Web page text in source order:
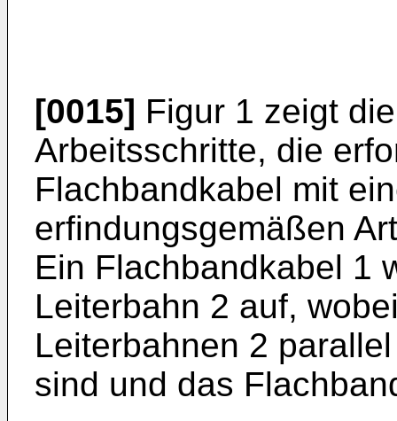
[0015] Figur 1 zeigt
Arbeitsschritte, die
Flachbandkabel mit
erfindungsgemäßen
Ein Flachbandkabel 1
Leiterbahn 2 auf,
Leiterbahnen 2
sind und das